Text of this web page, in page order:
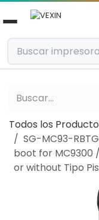
Ir al contenido
Todos los
SG-MC93-
boot for MC9300
or without Tipo